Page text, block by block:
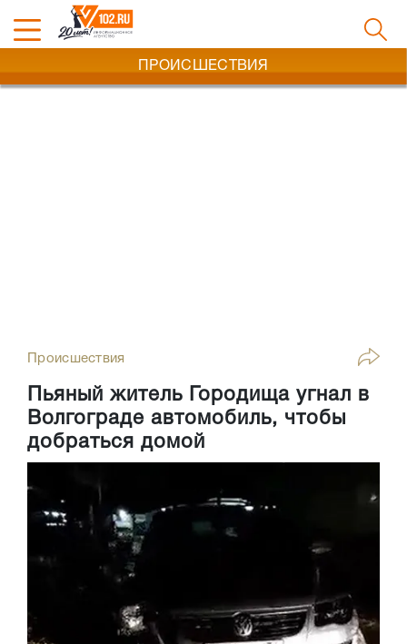
ПРОИСШЕСТВИЯ
Происшествия
Пьяный житель Городища угнал в
Волгограде автомобиль, чтобы
добраться домой